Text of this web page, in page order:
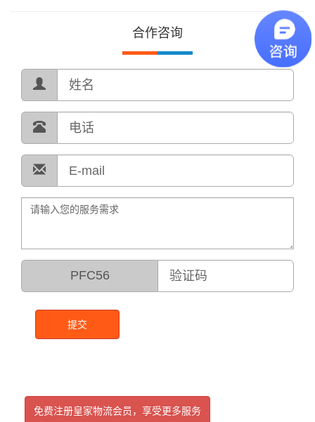
合作咨询
PFC56
提交
免费注册皇家物流会员，享受更多服务